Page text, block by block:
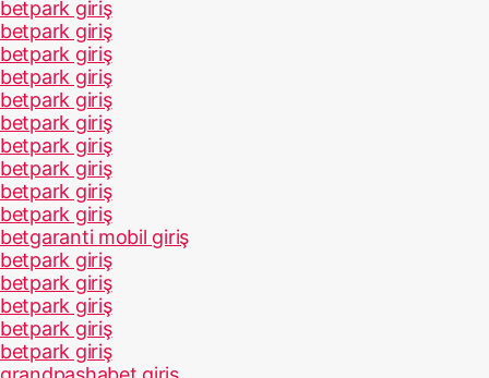
betpark giriş
betpark giriş
betpark giriş
betpark giriş
betpark giriş
betpark giriş
betpark giriş
betpark giriş
betpark giriş
betpark giriş
betgaranti mobil giriş
betpark giriş
betpark giriş
betpark giriş
betpark giriş
betpark giriş